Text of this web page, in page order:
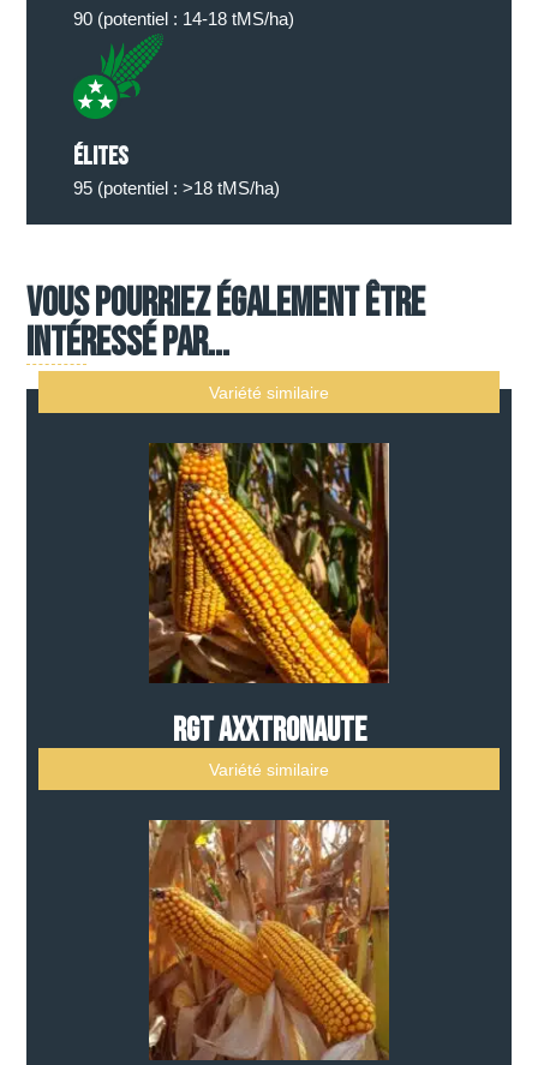
90 (potentiel : 14-18 tMS/ha)
élites
95 (potentiel : >18 tMS/ha)
Vous pourriez également être
intéressé par...
Variété similaire
RGT AXXTRONAUTE
Variété similaire